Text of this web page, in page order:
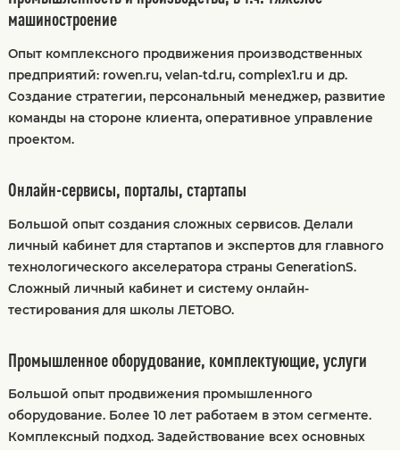
машиностроение
Опыт комплексного продвижения производственных
предприятий: rowen.ru, velan-td.ru, complex1.ru и др.
Создание стратегии, персональный менеджер, развитие
команды на стороне клиента, оперативное управление
проектом.
Онлайн-сервисы, порталы, стартапы
Большой опыт создания сложных сервисов. Делали
личный кабинет для стартапов и экспертов для главного
технологического акселератора страны GenerationS.
Сложный личный кабинет и систему онлайн-
тестирования для школы ЛЕТОВО.
Промышленное оборудование, комплектующие, услуги
Большой опыт продвижения промышленного
оборудование. Более 10 лет работаем в этом сегменте.
Комплексный подход. Задействование всех основных